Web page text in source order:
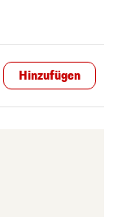
Hinzufügen